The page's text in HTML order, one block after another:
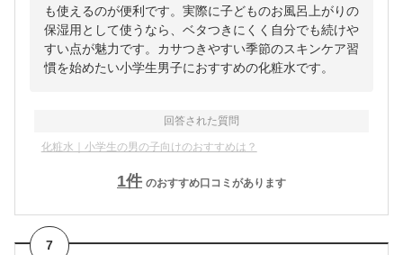
も使えるのが便利です。実際に子どものお風呂上がりの
保湿用として使うなら、ベタつきにくく自分でも続けや
すい点が魅力です。カサつきやすい季節のスキンケア習
慣を始めたい小学生男子におすすめの化粧水です。
回答された質問
化粧水｜小学生の男の子向けのおすすめは？
1件 のおすすめ口コミがあります
7